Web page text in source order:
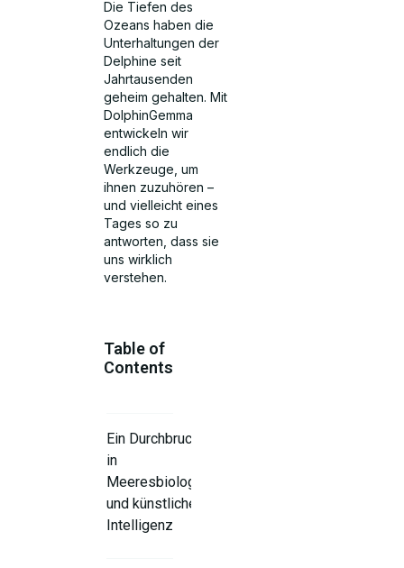
Die Tiefen des
Ozeans haben die
Unterhaltungen der
Delphine seit
Jahrtausenden
geheim gehalten. Mit
DolphinGemma
entwickeln wir
endlich die
Werkzeuge, um
ihnen zuzuhören –
und vielleicht eines
Tages so zu
antworten, dass sie
uns wirklich
verstehen.
Table of
Contents
Ein Durchbruch
in
Meeresbiologie
und künstlicher
Intelligenz